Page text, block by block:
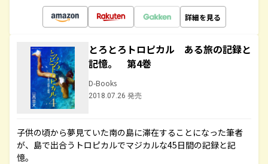
詳細を見る
とろとろトロピカル ある旅の記録と
記憶。 第4巻
D-Books
2018.07.26 発売
子供の頃から夢見ていた南の島に滞在することになった筆者
が、島で出合うトロピカルでマジカルな45日間の記録と記
憶。